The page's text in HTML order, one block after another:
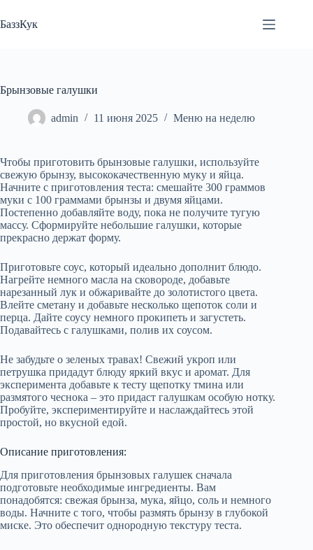
к
сути
БаззКук
Брынзовые галушки
admin 11 июня 2025 Меню на неделю
Чтобы приготовить брынзовые галушки, используйте
свежую брынзу, высококачественную муку и яйца.
Начните с приготовления теста: смешайте 300 граммов
муки с 100 граммами брынзы и двумя яйцами.
Постепенно добавляйте воду, пока не получите тугую
массу. Сформируйте небольшие галушки, которые
прекрасно держат форму.
Приготовьте соус, который идеально дополнит блюдо.
Нагрейте немного масла на сковороде, добавьте
нарезанный лук и обжаривайте до золотистого цвета.
Влейте сметану и добавьте несколько щепоток соли и
перца. Дайте соусу немного прокипеть и загустеть.
Подавайтесь с галушками, полив их соусом.
Не забудьте о зеленых травах! Свежий укроп или
петрушка придадут блюду яркий вкус и аромат. Для
эксперимента добавьте к тесту щепотку тмина или
размятого чеснока – это придаст галушкам особую нотку.
Пробуйте, экспериментируйте и наслаждайтесь этой
простой, но вкусной едой.
Описание приготовления:
Для приготовления брынзовых галушек сначала
подготовьте необходимые ингредиенты. Вам
понадобятся: свежая брынза, мука, яйцо, соль и немного
воды. Начните с того, чтобы размять брынзу в глубокой
миске. Это обеспечит однородную текстуру теста.